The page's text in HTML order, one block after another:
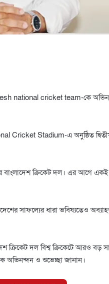
national cricket team-কে
Cricket Stadium-এ অনুষ্ঠিত
বাংলাদেশ ক্রিকেট দল। এর আগে একই
সাফল্যের ধারা ভবিষ্যতেও
ক্রিকেট দল বিশ্ব ক্রিকেটে আরও বড়
অভিনন্দন ও শুভেচ্ছা জানান।